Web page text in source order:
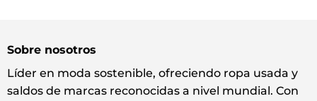
Sobre nosotros
Líder en moda sostenible, ofreciendo ropa usada y
saldos de marcas reconocidas a nivel mundial. Con